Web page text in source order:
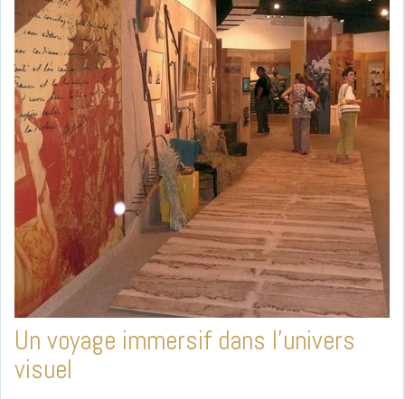
Un voyage immersif dans l’univers
visuel
Notre musée a fait
appel aux services
d’Edwige en 2023
afin qu’elle crée et décline sur
différents supports le visuel de